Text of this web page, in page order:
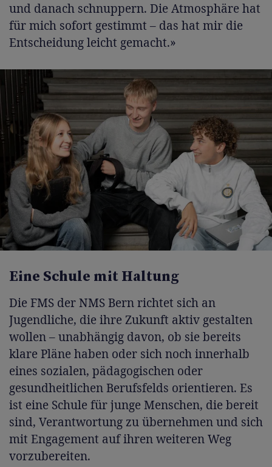
und danach schnuppern. Die Atmosphäre hat
für mich sofort gestimmt – das hat mir die
Entscheidung leicht gemacht.»
Eine Schule mit Haltung
Die FMS der NMS Bern richtet sich an
Jugendliche, die ihre Zukunft aktiv gestalten
wollen–unabhängig davon, ob sie bereits
klare Pläne haben oder sich noch innerhalb
eines sozialen, pädagogischen oder
gesundheitlichen Berufsfelds orientieren. Es
ist eine Schule für junge Menschen, die bereit
sind, Verantwortung zu übernehmen und sich
mit Engagement auf ihren weiteren Weg
vorzubereiten.